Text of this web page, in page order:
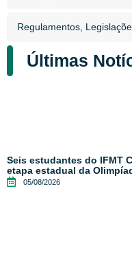
Regulamentos,
Últimas
Seis estudantes do IFMT
etapa estadual da
05/08/2026